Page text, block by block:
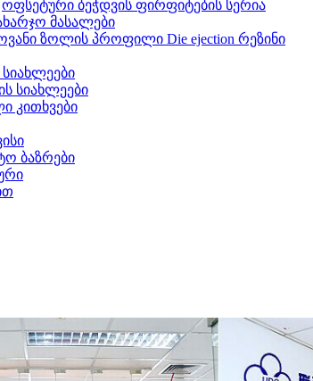
ოფსეტური ბეჭდვის ფირფიტების სერია
მასალები
ზოლის პროფილი Die ejection რეზინი
სიახლეები
სიახლეები
კითხვები
ბაზრები